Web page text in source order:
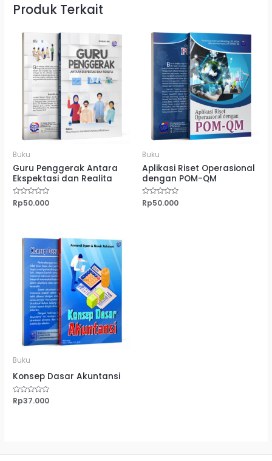
Produk Terkait
Buku
Guru Penggerak Antara
Ekspektasi dan Realita
Dinilai
0
Rp50.000
Buku
Aplikasi Riset Operasional
dengan POM-QM
Dinilai
0
Rp50.000
Buku
Konsep Dasar Akuntansi
Dinilai
Rp37.000